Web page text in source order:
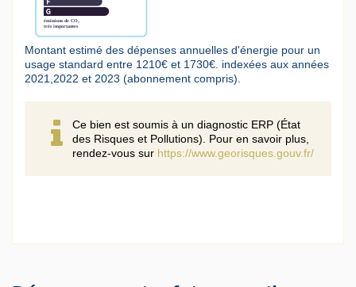
Montant estimé des dépenses annuelles d'énergie pour un
usage standard entre 1210€ et 1730€. indexées aux années
2021,2022 et 2023 (abonnement compris).
Ce bien est soumis à un diagnostic ERP (État
des Risques et Pollutions). Pour en savoir plus,
rendez-vous sur https://www.georisques.gouv.fr/